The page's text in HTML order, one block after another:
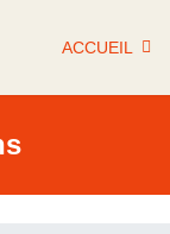
ACCUEIL